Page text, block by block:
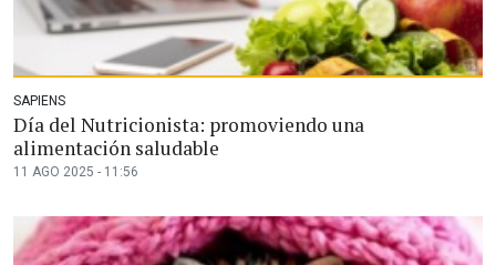
SAPIENS
Día del Nutricionista: promoviendo una
alimentación saludable
11 AGO 2025 - 11:56